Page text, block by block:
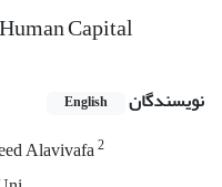
Capital
نویسندگان English
Alavivafa2